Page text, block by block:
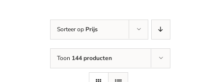
Sorteer op Prijs
Toon 144 producten